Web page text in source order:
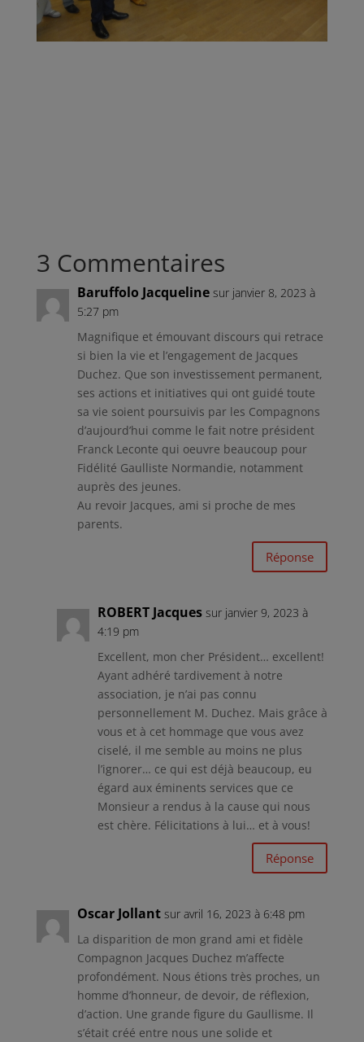
3 Commentaires
Baruffolo Jacqueline sur janvier 8, 2023 à
5:27 pm
Magnifique et émouvant discours qui retrace
si bien la vie et l’engagement de Jacques
Duchez. Que son investissement permanent,
ses actions et initiatives qui ont guidé toute
sa vie soient poursuivis par les Compagnons
d’aujourd’hui comme le fait notre président
Franck Leconte qui oeuvre beaucoup pour
Fidélité Gaulliste Normandie, notamment
auprès des jeunes.
Au revoir Jacques, ami si proche de mes
parents.
Réponse
ROBERT Jacques sur janvier 9, 2023 à
4:19 pm
Excellent, mon cher Président… excellent!
Ayant adhéré tardivement à notre
association, je n’ai pas connu
personnellement M. Duchez. Mais grâce à
vous et à cet hommage que vous avez
ciselé, il me semble au moins ne plus
l’ignorer… ce qui est déjà beaucoup, eu
égard aux éminents services que ce
Monsieur a rendus à la cause qui nous
est chère. Félicitations à lui… et à vous!
Réponse
Oscar Jollant sur avril 16, 2023 à 6:48 pm
La disparition de mon grand ami et fidèle
Compagnon Jacques Duchez m’affecte
profondément. Nous étions très proches, un
homme d’honneur, de devoir, de réflexion,
d’action. Une grande figure du Gaullisme. Il
s’était créé entre nous une solide et